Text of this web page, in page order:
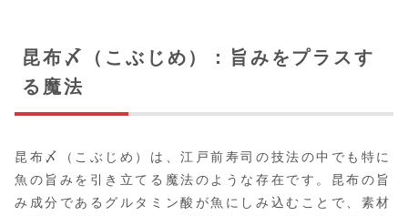
昆布〆（こぶじめ）：旨みをプラスす
る魔法
昆布〆（こぶじめ）は、江戸前寿司の技法の中でも特に
魚の旨みを引き立てる魔法のような存在です。昆布の旨
み成分であるグルタミン酸が魚にしみ込むことで、素材